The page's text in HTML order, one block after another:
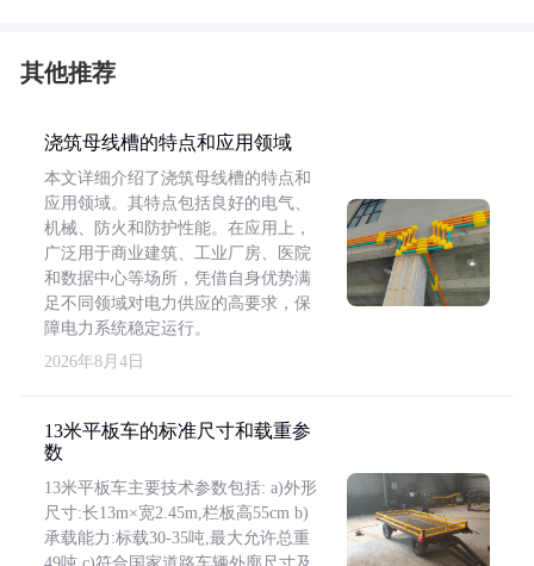
其他推荐
浇筑母线槽的特点和应用领域
本文详细介绍了浇筑母线槽的特点和
应用领域。其特点包括良好的电气、
机械、防火和防护性能。在应用上，
广泛用于商业建筑、工业厂房、医院
和数据中心等场所，凭借自身优势满
足不同领域对电力供应的高要求，保
障电力系统稳定运行。
2026年8月4日
13米平板车的标准尺寸和载重参
数
13米平板车主要技术参数包括: a)外形
尺寸:长13m×宽2.45m,栏板高55cm b)
承载能力:标载30-35吨,最大允许总重